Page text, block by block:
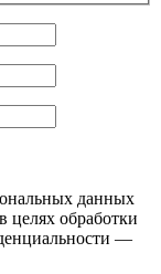
данных
обработки
—